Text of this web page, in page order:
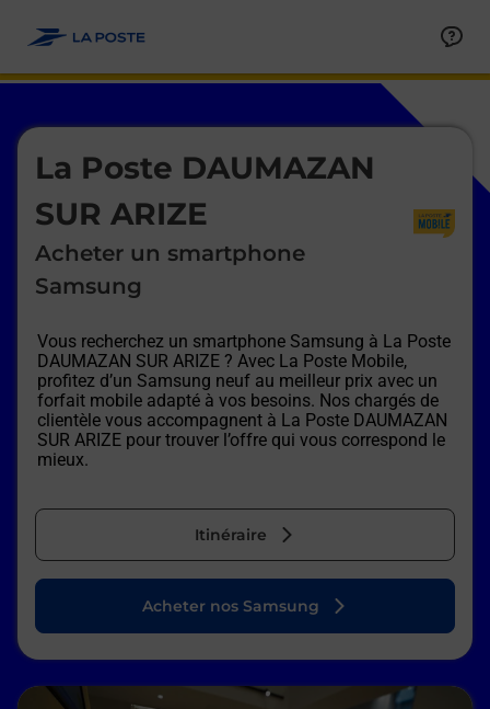
La Poste DAUMAZAN
SUR ARIZE
Acheter un smartphone
Samsung
Vous recherchez un smartphone Samsung à La Poste
DAUMAZAN SUR ARIZE ? Avec La Poste Mobile,
profitez d’un Samsung neuf au meilleur prix avec un
forfait mobile adapté à vos besoins. Nos chargés de
clientèle vous accompagnent à La Poste DAUMAZAN
SUR ARIZE pour trouver l’offre qui vous correspond le
mieux.
Itinéraire
Le lien s'ouvre dans un nouvel onglet
Acheter nos Samsung